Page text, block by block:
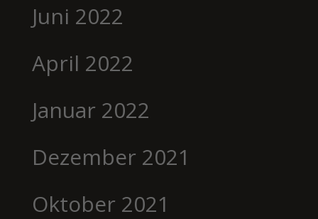
Juni 2022
April 2022
Januar 2022
Dezember 2021
Oktober 2021